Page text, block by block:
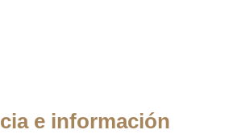
e información